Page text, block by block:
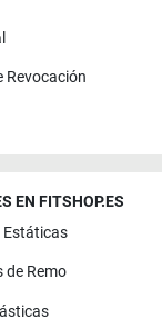
Revocación
EN FITSHOP.ES
Estáticas
de Remo